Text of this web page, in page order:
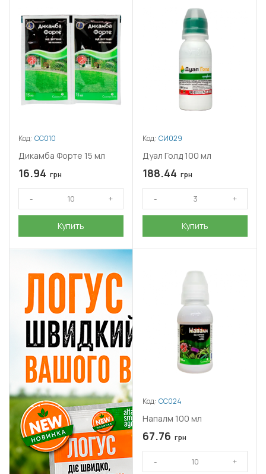
Код: СС010
Дикамба Форте 15 мл
16.94 грн
Купить
Код: СИ029
Дуал Голд 100 мл
188.44 грн
Купить
Код: СС024
Напалм 100 мл
67.76 грн